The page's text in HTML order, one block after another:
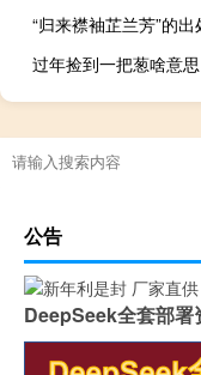
“归来襟袖芷兰芳”的出
过年捡到一把葱啥意思
公告
DeepSeek全套部署